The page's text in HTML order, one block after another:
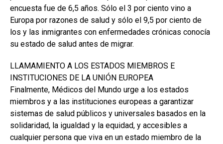
encuesta fue de 6,5 años. Sólo el 3 por ciento vino a
Europa por razones de salud y sólo el 9,5 por ciento de
los y las inmigrantes con enfermedades crónicas conocía
su estado de salud antes de migrar.
LLAMAMIENTO A LOS ESTADOS MIEMBROS E
INSTITUCIONES DE LA UNIÓN EUROPEA
Finalmente, Médicos del Mundo urge a los estados
miembros y a las instituciones europeas a garantizar
sistemas de salud públicos y universales basados en la
solidaridad, la igualdad y la equidad, y accesibles a
cualquier persona que viva en un estado miembro de la